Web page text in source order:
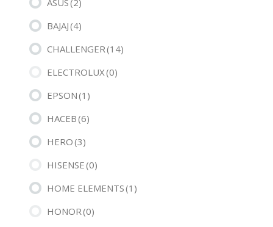
BAJAJ(4)
CHALLENGER(14)
ELECTROLUX(0)
EPSON(1)
HACEB(6)
HERO(3)
HISENSE(0)
HOME ELEMENTS(1)
HONOR(0)